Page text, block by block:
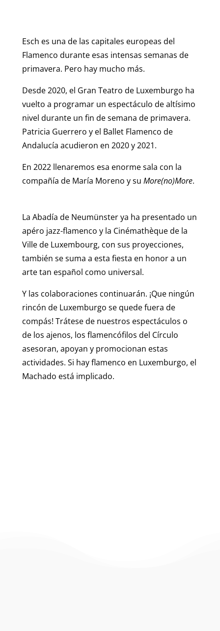
Esch es una de las capitales europeas del
Flamenco durante esas intensas semanas de
primavera. Pero hay mucho más.
Desde 2020, el Gran Teatro de Luxemburgo ha
vuelto a programar un espectáculo de altísimo
nivel durante un fin de semana de primavera.
Patricia Guerrero y el Ballet Flamenco de
Andalucía acudieron en 2020 y 2021.
En 2022 llenaremos esa enorme sala con la
compañía de María Moreno y su More(no)More.
La Abadía de Neumünster ya ha presentado un
apéro jazz-flamenco y la Cinémathèque de la
Ville de Luxembourg, con sus proyecciones,
también se suma a esta fiesta en honor a un
arte tan español como universal.
Y las colaboraciones continuarán. ¡Que ningún
rincón de Luxemburgo se quede fuera de
compás! Trátese de nuestros espectáculos o
de los ajenos, los flamencófilos del Círculo
asesoran, apoyan y promocionan estas
actividades. Si hay flamenco en Luxemburgo, el
Machado está implicado.